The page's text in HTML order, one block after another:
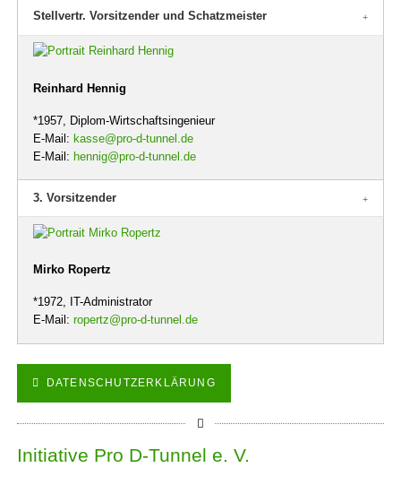
Stellvertr. Vorsitzender und Schatzmeister
Reinhard Hennig
*1957, Diplom-Wirtschaftsingenieur
E-Mail: kasse@pro-d-tunnel.de
E-Mail: hennig@pro-d-tunnel.de
3. Vorsitzender
Mirko Ropertz
*1972, IT-Administrator
E-Mail: ropertz@pro-d-tunnel.de
DATENSCHUTZERKLÄRUNG
Initiative Pro D-Tunnel e. V.